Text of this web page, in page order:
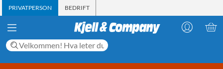
PRIVATPERSON BEDRIFT